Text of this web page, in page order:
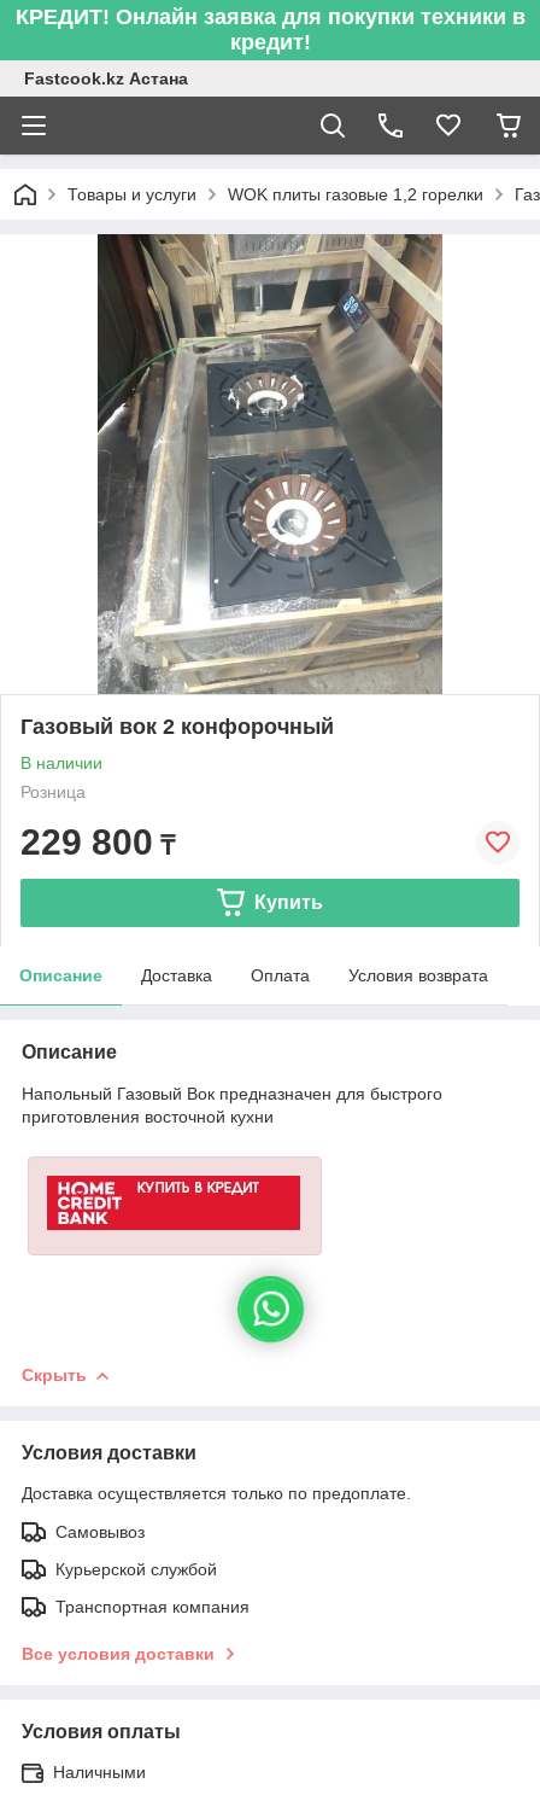
КРЕДИТ! Онлайн заявка для покупки техники в
кредит!
Fastcook.kz Астана
Товары и услуги WOK плиты газовые 1,2 горелки
Газовый вок 2 конфорочный
В наличии
Розница
229 800 ₸
Купить
Описание Доставка Оплата Условия возврата
Описание
Напольный Газовый Вок предназначен для быстрого
приготовления восточной кухни
Скрыть
Условия доставки
Доставка осуществляется только по предоплате.
Самовывоз
Курьерской службой
Транспортная компания
Все условия доставки
Условия оплаты
Наличными